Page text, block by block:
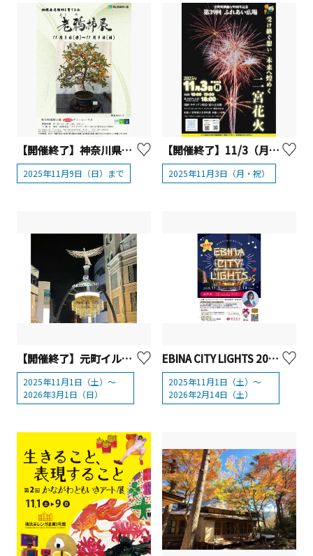
【開催終了】神奈川県立相模原公園「老鴉柿展」【相模原市】
2025年11月9日（日）まで
【開催終了】11/3（月・祝）ふれあい広場 二宮花火
2025年11月3日（月・祝）
【開催終了】元町イルミネーション2025
2025年11月1日（土）～
2026年3月1日（日）
EBINA CITY LIGHTS 2025【海老名市】
2025年11月1日（土）～
2026年2月14日（土）